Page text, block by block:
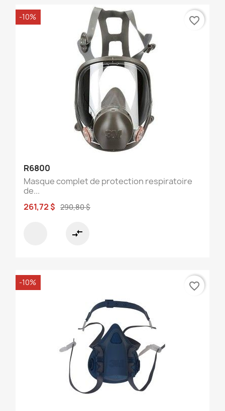
R6800
Masque complet de protection respiratoire
de...
261,72 $ 290,80 $
compare_arrows
-10% favorite_border
-10% favorite_border